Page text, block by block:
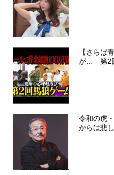
【さらば
が… 第2
令和の虎
からは悲